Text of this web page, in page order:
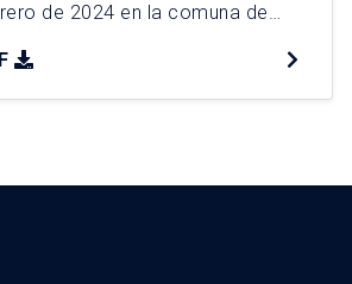
de 2024 en la comuna de
reciente de Chile. Esta
a la interfaz urbano rural